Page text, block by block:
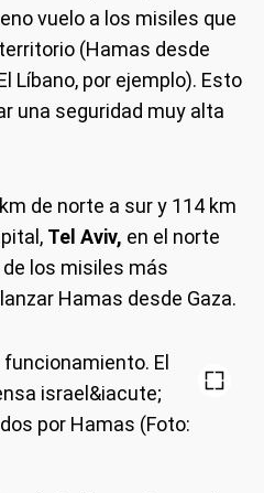
vuelo a los misiles que
(Hamas desde
Líbano, por ejemplo). Esto
una seguridad muy alta
de norte a sur y 114 km
Tel Aviv, en el norte
los misiles más
Hamas desde Gaza.